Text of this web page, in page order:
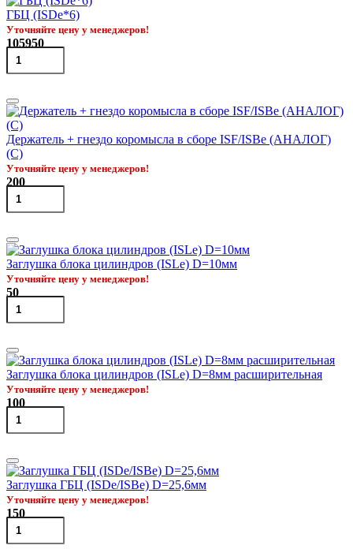
ГБЦ (ISDe*6)
Уточняйте цену у менеджеров!
105950
Держатель + гнездо коромысла в сборе ISF/ISBe (АНАЛОГ)
(С)
Уточняйте цену у менеджеров!
200
Заглушка блока цилиндров (ISLe) D=10мм
Уточняйте цену у менеджеров!
50
Заглушка блока цилиндров (ISLe) D=8мм расширительная
Уточняйте цену у менеджеров!
100
Заглушка ГБЦ (ISDe/ISBe) D=25,6мм
Уточняйте цену у менеджеров!
150